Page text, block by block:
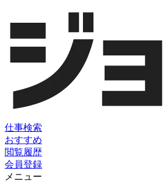
仕事検索
おすすめ
閲覧履歴
会員登録
メニュー